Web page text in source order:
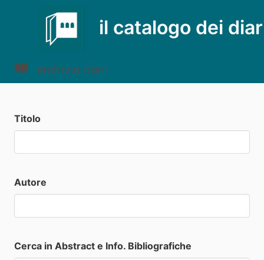
il catalogo dei
archivio diari
Titolo
Autore
Cerca in Abstract e Info. Bibliografiche